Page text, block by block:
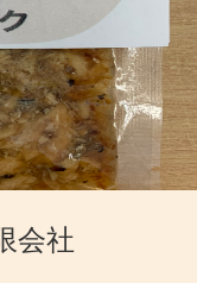
会社